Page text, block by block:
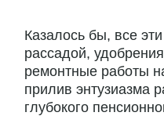
Казалось бы, все
рассадой,
ремонтные работы
прилив энтузиазма
глубокого